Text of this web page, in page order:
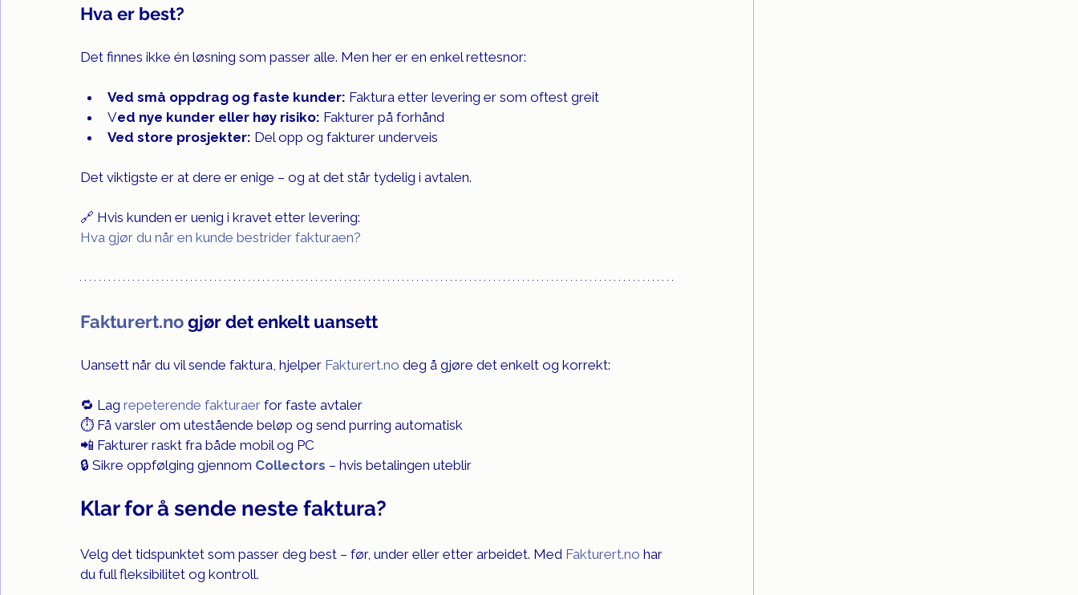
Hva er best?
Det finnes ikke én løsning som passer alle. Men her er en enkel rettesnor:
Ved små oppdrag og faste kunder: Faktura etter levering er som oftest greit
Ved nye kunder eller høy risiko: Fakturer på forhånd
Ved store prosjekter: Del opp og fakturer underveis
Det viktigste er at dere er enige – og at det står tydelig i avtalen.
🔗 Hvis kunden er uenig i kravet etter levering:
Hva gjør du når en kunde bestrider fakturaen?
Fakturert.no gjør det enkelt uansett
Uansett når du vil sende faktura, hjelper Fakturert.no deg å gjøre det enkelt og korrekt:
🔁 Lag repeterende fakturaer for faste avtaler
⏱️ Få varsler om utestående beløp og send purring automatisk
📲 Fakturer raskt fra både mobil og PC
🔒 Sikre oppfølging gjennom Collectors – hvis betalingen uteblir
Klar for å sende neste faktura?
Velg det tidspunktet som passer deg best – før, under eller etter arbeidet. Med Fakturert.no har
du full fleksibilitet og kontroll.